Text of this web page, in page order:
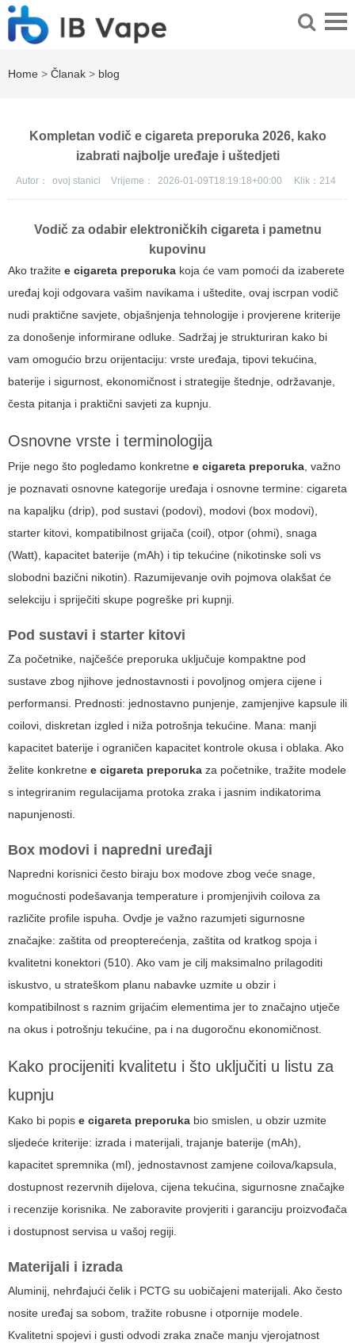
Home > Članak > blog
Kompletan vodič e cigareta preporuka 2026, kako
izabrati najbolje uređaje i uštedjeti
Autor： ovoj stanici Vrijeme： 2026-01-09T18:19:18+00:00 Klik： 214
Vodič za odabir elektroničkih cigareta i pametnu
kupovinu
Ako tražite e cigareta preporuka koja će vam pomoći da izaberete
uređaj koji odgovara vašim navikama i uštedite, ovaj iscrpan vodič
nudi praktične savjete, objašnjenja tehnologije i provjerene kriterije
za donošenje informirane odluke. Sadržaj je strukturiran kako bi
vam omogućio brzu orijentaciju: vrste uređaja, tipovi tekućina,
baterije i sigurnost, ekonomičnost i strategije štednje, održavanje,
česta pitanja i praktični savjeti za kupnju.
Osnovne vrste i terminologija
Prije nego što pogledamo konkretne e cigareta preporuka, važno
je poznavati osnovne kategorije uređaja i osnovne termine: cigareta
na kapaljku (drip), pod sustavi (podovi), modovi (box modovi),
starter kitovi, kompatibilnost grijača (coil), otpor (ohmi), snaga
(Watt), kapacitet baterije (mAh) i tip tekućine (nikotinske soli vs
slobodni bazični nikotin). Razumijevanje ovih pojmova olakšat će
selekciju i spriječiti skupe pogreške pri kupnji.
Pod sustavi i starter kitovi
Za početnike, najčešće preporuka uključuje kompaktne pod
sustave zbog njihove jednostavnosti i povoljnog omjera cijene i
performansi. Prednosti: jednostavno punjenje, zamjenjive kapsule ili
coilovi, diskretan izgled i niža potrošnja tekućine. Mana: manji
kapacitet baterije i ograničen kapacitet kontrole okusa i oblaka. Ako
želite konkretne e cigareta preporuka za početnike, tražite modele
s integriranim regulacijama protoka zraka i jasnim indikatorima
napunjenosti.
Box modovi i napredni uređaji
Napredni korisnici često biraju box modove zbog veće snage,
mogućnosti podešavanja temperature i promjenjivih coilova za
različite profile ispuha. Ovdje je važno razumjeti sigurnosne
značajke: zaštita od preopterećenja, zaštita od kratkog spoja i
kvalitetni konektori (510). Ako vam je cilj maksimalno prilagoditi
iskustvo, u strateškom planu nabavke uzmite u obzir i
kompatibilnost s raznim grijaćim elementima jer to značajno utječe
na okus i potrošnju tekućine, pa i na dugoročnu ekonomičnost.
Kako procijeniti kvalitetu i što uključiti u listu za
kupnju
Kako bi popis e cigareta preporuka bio smislen, u obzir uzmite
sljedeće kriterije: izrada i materijali, trajanje baterije (mAh),
kapacitet spremnika (ml), jednostavnost zamjene coilova/kapsula,
dostupnost rezervnih dijelova, cijena tekućina, sigurnosne značajke
i recenzije korisnika. Ne zaboravite provjeriti i garanciju proizvođača
i dostupnost servisa u vašoj regiji.
Materijali i izrada
Aluminij, nehrđajući čelik i PCTG su uobičajeni materijali. Ako često
nosite uređaj sa sobom, tražite robusne i otpornije modele.
Kvalitetni spojevi i gusti odvodi zraka znače manju vjerojatnost